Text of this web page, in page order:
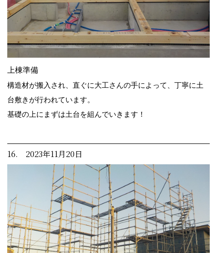
上棟準備
構造材が搬入され、直ぐに大工さんの手によって、丁寧に土
台敷きが行われています。
基礎の上にまずは土台を組んでいきます！
16. 2023年11月20日